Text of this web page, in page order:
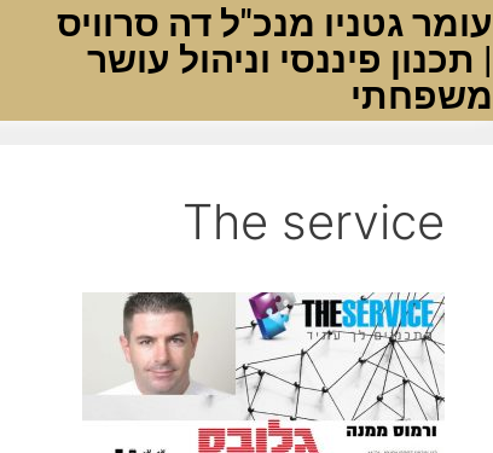
עומר גטניו מנכ"ל דה סרוויס
| תכנון פיננסי וניהול עושר
משפחתי
The service